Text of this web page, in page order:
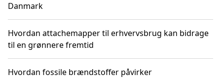
Danmark
Hvordan attachemapper til erhvervsbrug kan bidrage
til en grønnere fremtid
Hvordan fossile brændstoffer påvirker